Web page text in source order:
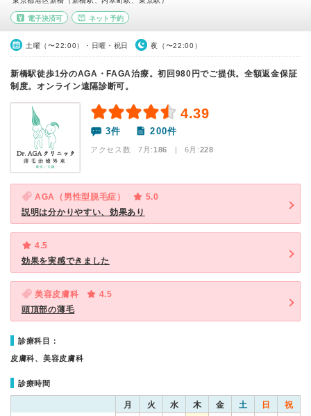
電子決済可 ネット予約
土曜（〜22:00）・日曜・祝日 夜（〜22:00）
新橋駅徒歩1分のAGA・FAGA治療。初回980円でご提供。全額返金保証
制度。オンライン遠隔診断可。
4.39
3件 200件
アクセス数 7月:186 | 6月:228
AGA（男性型脱毛症）
5.0
説明は分かりやすい、効果あり
4.5
効果を実感できました
美容皮膚科
4.5
頭頂部の薄毛
診療科目：
皮膚科、美容皮膚科
診療時間
月 火 水 木 金 土 日 祝